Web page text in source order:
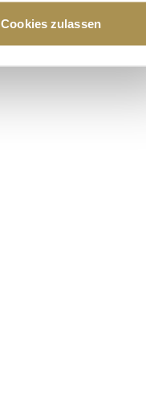
Präferenzen im
anbieten zu können
Verwendung unserer
diese Informationen
Rahmen Ihrer Nutzung
Cookies zulassen